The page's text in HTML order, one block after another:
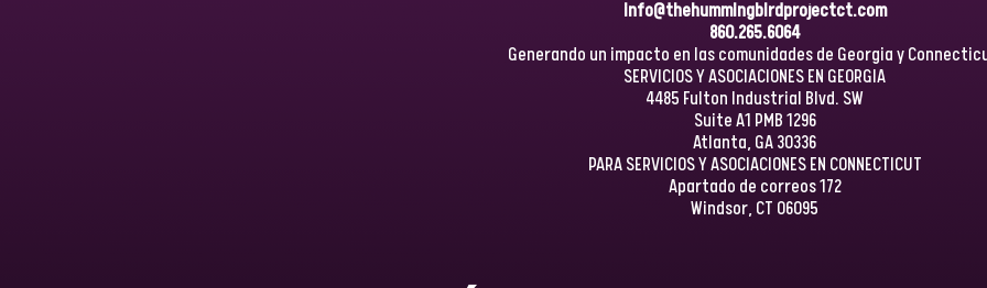
info@thehummingbirdprojectct.com
860.265.6064
Generando un impacto en las comunidades de Georgia y
SERVICIOS Y ASOCIACIONES EN GEORGIA
4485 Fulton Industrial Blvd. SW
Suite A1 PMB 1296
Atlanta, GA 30336
PARA SERVICIOS Y ASOCIACIONES EN CONNECTICUT
Apartado de correos 172
Windsor, CT 06095